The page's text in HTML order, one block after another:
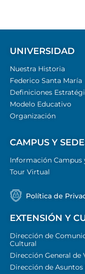
UNIVERSIDAD
Nuestra Historia
Federico Santa María
Definiciones
Modelo Educativo
Organización
CAMPUS Y
Información Campus
Tour Virtual
Política de
EXTENSIÓN Y
Dirección de
Cultural
Dirección General
Dirección de